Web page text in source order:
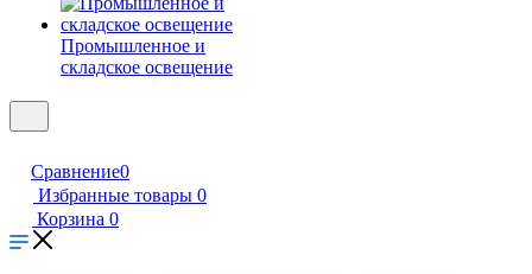
Промышленное и
складское освещение
Сравнение0
Избранные товары 0
Корзина 0